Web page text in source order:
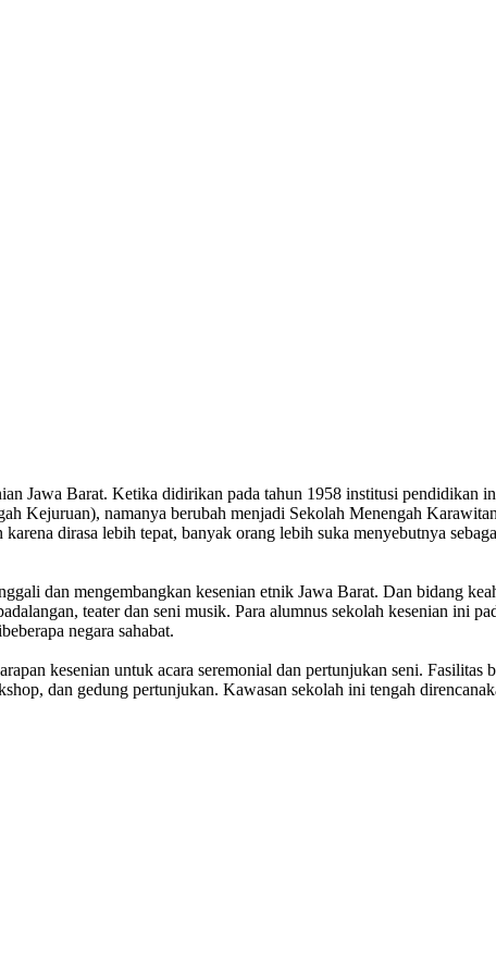
Jawa Barat. Ketika didirikan pada tahun 1958 institusi pendidikan
Kejuruan), namanya berubah menjadi Sekolah Menengah
dirasa lebih tepat, banyak orang lebih suka menyebutnya
dan mengembangkan kesenian etnik Jawa Barat. Dan bidang
teater dan seni musik. Para alumnus sekolah kesenian ini
negara sahabat.
kesenian untuk acara seremonial dan pertunjukan seni. Fasilitas
dan gedung pertunjukan. Kawasan sekolah ini tengah